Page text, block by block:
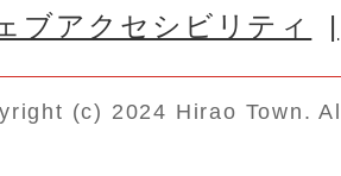
ブアクセシビリティ
(c) 2024 Hirao Town.